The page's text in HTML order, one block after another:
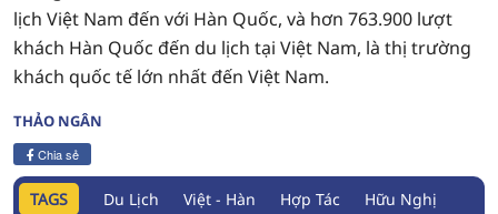
lịch Việt Nam đến với Hàn Quốc, và hơn 763.900 lượt
khách Hàn Quốc đến du lịch tại Việt Nam, là thị trường
khách quốc tế lớn nhất đến Việt Nam.
THẢO NGÂN
Chia sẻ
TAGS Du Lịch Việt - Hàn Hợp Tác
Hữu Nghị